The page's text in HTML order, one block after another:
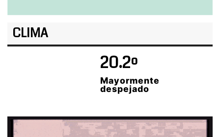
CLIMA
20.2º
Mayormente
despejado